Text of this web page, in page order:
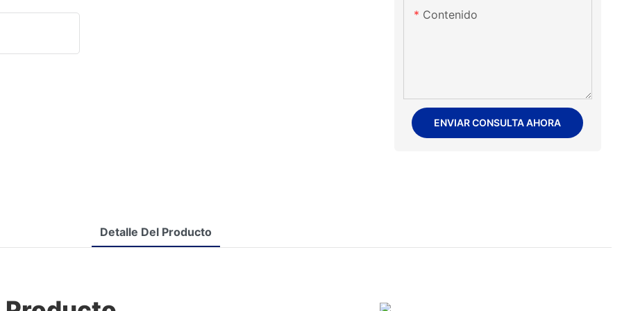
Contenido
ENVIAR CONSULTA AHORA
Detalle Del Producto